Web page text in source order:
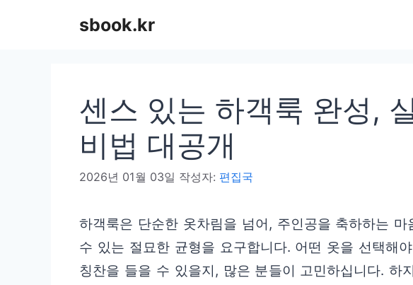
sbook.kr
센스 있는 하객룩 완성,
비법 대공개
2026년 01월 03일 작성자: 편집국
하객룩은 단순한 옷차림을 넘어, 주인공을 축하하는
수 있는 절묘한 균형을 요구합니다. 어떤 옷을 선택해
칭찬을 들을 수 있을지, 많은 분들이 고민하십니다. 하